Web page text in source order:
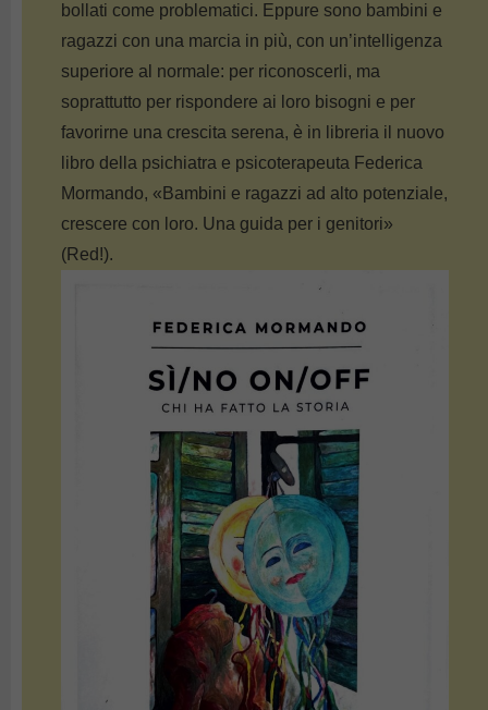
bollati come problematici. Eppure sono bambini e
ragazzi con una marcia in più, con un’intelligenza
superiore al normale: per riconoscerli, ma
soprattutto per rispondere ai loro bisogni e per
favorirne una crescita serena, è in libreria il nuovo
libro della psichiatra e psicoterapeuta Federica
Mormando, «Bambini e ragazzi ad alto potenziale,
crescere con loro. Una guida per i genitori»
(Red!).